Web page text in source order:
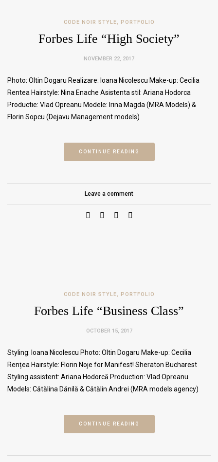
CODE NOIR STYLE, PORTFOLIO
Forbes Life “High Society”
NOVEMBER 22, 2017
Photo: Oltin Dogaru Realizare: Ioana Nicolescu Make-up: Cecilia
Rentea Hairstyle: Nina Enache Asistenta stil: Ariana Hodorca
Productie: Vlad Opreanu Modele: Irina Magda (MRA Models) &
Florin Sopcu (Dejavu Management models)
CONTINUE READING
Leave a comment
CODE NOIR STYLE, PORTFOLIO
Forbes Life “Business Class”
OCTOBER 15, 2017
Styling: Ioana Nicolescu Photo: Oltin Dogaru Make-up: Cecilia
Rențea Hairstyle: Florin Noje for Manifest! Sheraton Bucharest
Styling assistent: Ariana Hodorcă Production: Vlad Opreanu
Models: Cătălina Dănilă & Cătălin Andrei (MRA models agency)
CONTINUE READING